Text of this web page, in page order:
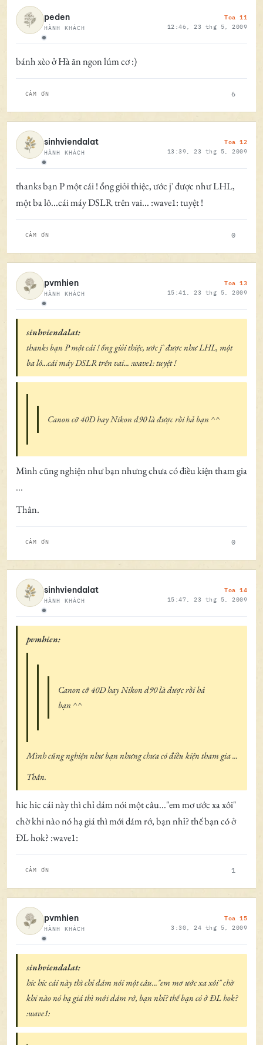
Ngoại tuyến
peden
HÀNH KHÁCH
Toa 11
12:46, 23 thg 5, 2009
bánh xèo ở Hà ăn ngon lúm cơ :)
CẢM ƠN 6
Ngoại tuyến
sinhviendalat
HÀNH KHÁCH
Toa 12
13:39, 23 thg 5, 2009
thanks bạn P một cái ! ổng giỏi thiệc, ước j` được như LHL,
một ba lô...cái máy DSLR trên vai... :wave1: tuyệt !
CẢM ƠN 0
Ngoại tuyến
pvmhien
HÀNH KHÁCH
Toa 13
15:41, 23 thg 5, 2009
sinhviendalat:
thanks bạn P một cái ! ổng giỏi thiệc, ước j` được như LHL, một
ba lô...cái máy DSLR trên vai... :wave1: tuyệt !
Canon cỡ 40D hay Nikon d90 là được rồi hả bạn ^^
Mình cũng nghiện như bạn nhưng chưa có điều kiện tham gia
...
Thân.
CẢM ƠN 0
Ngoại tuyến
sinhviendalat
HÀNH KHÁCH
Toa 14
15:47, 23 thg 5, 2009
pvmhien:
Canon cỡ 40D hay Nikon d90 là được rồi hả
bạn ^^
Mình cũng nghiện như bạn nhưng chưa có điều kiện tham gia ...
Thân.
hic hic cái này thì chỉ dám nói một câu..."em mơ ước xa xôi"
chờ khi nào nó hạ giá thì mới dám rớ, bạn nhỉ? thế bạn có ở
ĐL hok? :wave1:
CẢM ƠN 1
Ngoại tuyến
pvmhien
HÀNH KHÁCH
Toa 15
3:30, 24 thg 5, 2009
sinhviendalat:
hic hic cái này thì chỉ dám nói một câu..."em mơ ước xa xôi" chờ
khi nào nó hạ giá thì mới dám rớ, bạn nhỉ? thế bạn có ở ĐL hok?
:wave1: